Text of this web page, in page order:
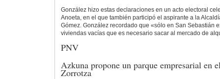
González hizo estas declaraciones en un acto electoral
Anoeta, en el que también participó el aspirante a la
Gómez. González recordado que «sólo en San Sebastián
viviendas vacías que es necesario sacar al mercado de
PNV
Azkuna propone un parque empresarial en
Zorrotza